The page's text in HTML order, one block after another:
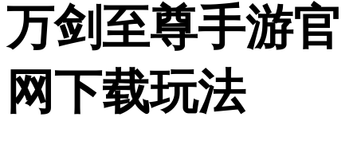
万剑至尊手游官
网下载玩法